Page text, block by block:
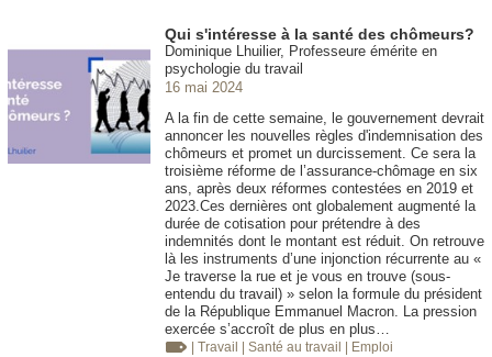
Qui s'intéresse à la santé des chômeurs?
Dominique Lhuilier, Professeure émérite en
psychologie du travail
16 mai 2024
A la fin de cette semaine, le gouvernement devrait
annoncer les nouvelles règles d'indemnisation des
chômeurs et promet un durcissement. Ce sera la
troisième réforme de l’assurance-chômage en six
ans, après deux réformes contestées en 2019 et
2023.Ces dernières ont globalement augmenté la
durée de cotisation pour prétendre à des
indemnités dont le montant est réduit. On retrouve
là les instruments d’une injonction récurrente au «
Je traverse la rue et je vous en trouve (sous-
entendu du travail) » selon la formule du président
de la République Emmanuel Macron. La pression
exercée s’accroît de plus en plus…
| Travail | Santé au travail | Emploi